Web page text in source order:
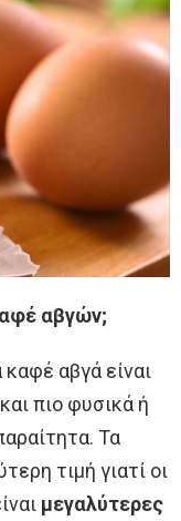
αβγών;
αβγά είναι
πιο φυσικά ή
Τα
τιμή γιατί οι
μεγαλύτερες